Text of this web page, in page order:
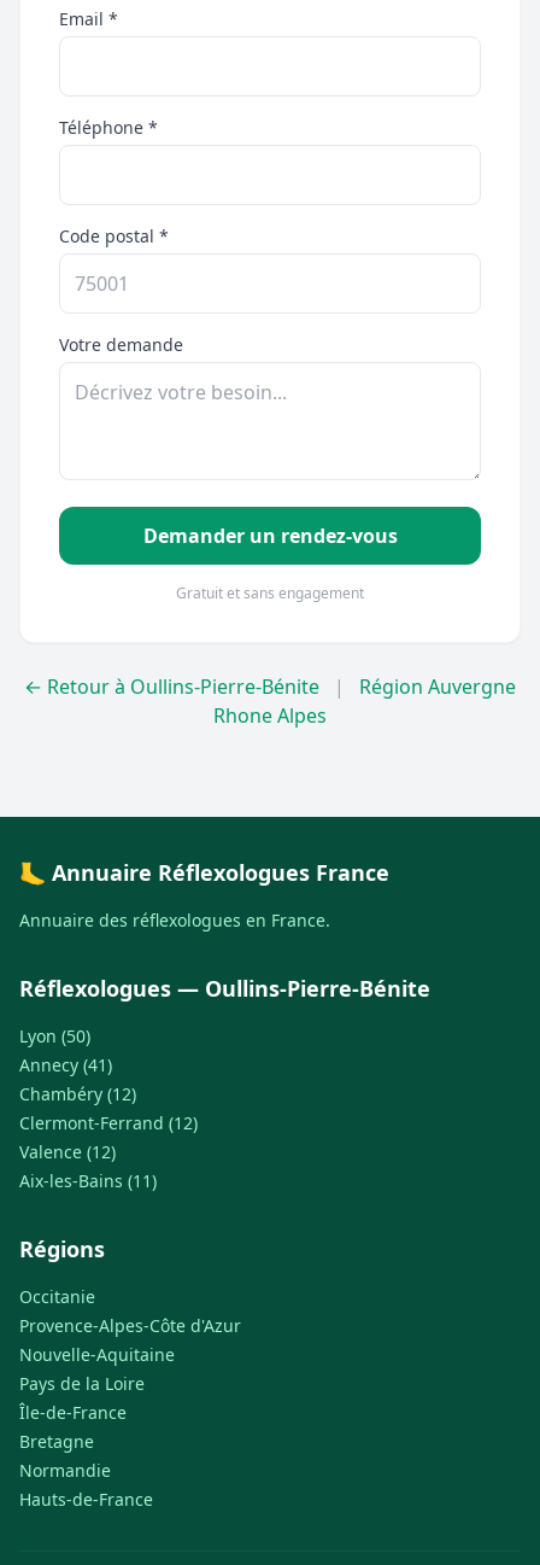
Email *
Téléphone *
Code postal *
Votre demande
Demander un rendez-vous
Gratuit et sans engagement
← Retour à Oullins-Pierre-Bénite |
Région Auvergne
Rhone Alpes
🦶 Annuaire Réflexologues France
Annuaire des réflexologues en France.
Réflexologues — Oullins-Pierre-Bénite
Lyon (50)
Annecy (41)
Chambéry (12)
Clermont-Ferrand (12)
Valence (12)
Aix-les-Bains (11)
Régions
Occitanie
Provence-Alpes-Côte d'Azur
Nouvelle-Aquitaine
Pays de la Loire
Île-de-France
Bretagne
Normandie
Hauts-de-France